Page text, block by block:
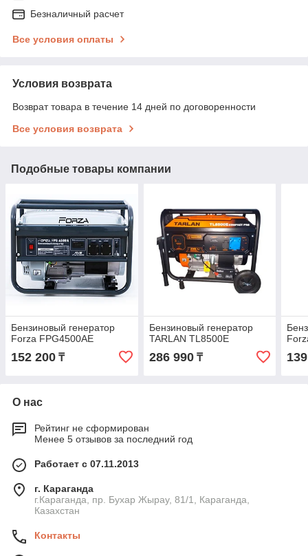
Безналичный расчет
Все условия оплаты
Условия возврата
Возврат товара в течение 14 дней по договоренности
Все условия возврата
Подобные товары компании
Бензиновый генератор
Forza FPG4500AE
152 200 ₸
Бензиновый генератор
TARLAN TL8500E
286 990₸
О нас
Рейтинг не сформирован
Менее 5 отзывов за последний год
Работает с 07.11.2013
г. Караганда
г.Караганда, пр. Бухар Жырау, 81/1, Караганда,
Казахстан
Контакты